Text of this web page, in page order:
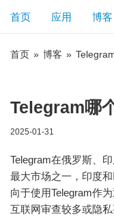
首页 应用 博客
首页 » 博客 »
Telegram哪
2025-01-31
Telegram在俄罗斯、
最大市场之一，印度
向于使用Telegram作
互联网审查较多或隐私